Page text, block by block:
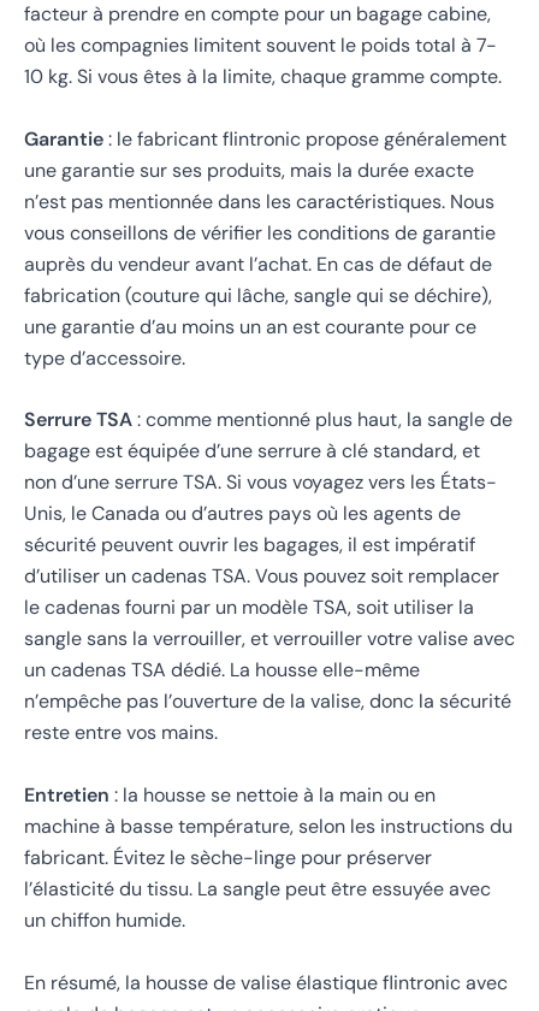
facteur à prendre en compte pour un bagage cabine,
où les compagnies limitent souvent le poids total à 7-
10 kg. Si vous êtes à la limite, chaque gramme compte.
Garantie: le fabricant flintronic propose généralement
une garantie sur ses produits, mais la durée exacte
n’est pas mentionnée dans les caractéristiques. Nous
vous conseillons de vérifier les conditions de garantie
auprès du vendeur avant l’achat. En cas de défaut de
fabrication (couture qui lâche, sangle qui se déchire),
une garantie d’au moins un an est courante pour ce
type d’accessoire.
Serrure TSA: comme mentionné plus haut, la sangle de
bagage est équipée d’une serrure à clé standard, et
non d’une serrure TSA. Si vous voyagez vers les États-
Unis, le Canada ou d’autres pays où les agents de
sécurité peuvent ouvrir les bagages, il est impératif
d’utiliser un cadenas TSA. Vous pouvez soit remplacer
le cadenas fourni par un modèle TSA, soit utiliser la
sangle sans la verrouiller, et verrouiller votre valise avec
un cadenas TSA dédié. La housse elle-même
n’empêche pas l’ouverture de la valise, donc la sécurité
reste entre vos mains.
Entretien : la housse se nettoie à la main ou en
machine à basse température, selon les instructions du
fabricant. Évitez le sèche-linge pour préserver
l’élasticité du tissu. La sangle peut être essuyée avec
un chiffon humide.
En résumé, la housse de valise élastique flintronic avec